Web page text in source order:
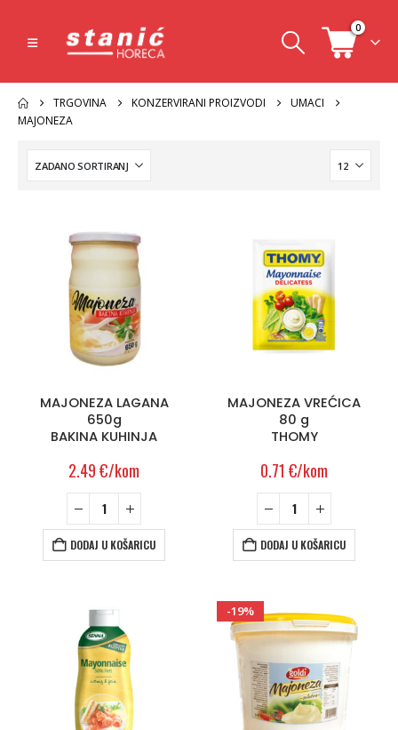
0
TRGOVINA KONZERVIRANI PROIZVODI
UMACI
MAJONEZA
MAJONEZA LAGANA
650g
BAKINA KUHINJA
2.49€/kom
DODAJ U KOŠARICU
MAJONEZA VREĆICA
80 g
THOMY
0.71 €/kom
DODAJ U KOŠARICU
-19%